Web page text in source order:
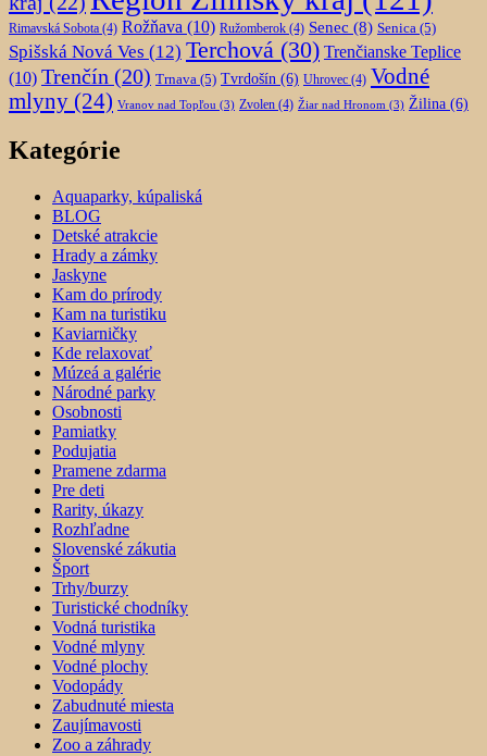
Rimavská Sobota (4) Rožňava (10) Ružomberok (4) Senec (8) Senica (5)
Spišská Nová Ves (12) Terchová (30) Trenčianske Teplice
(10) Trenčín (20) Trnava (5) Tvrdošín (6) Uhrovec (4) Vodné
mlyny (24) Vranov nad Topľou (3) Zvolen (4) Žiar nad Hronom (3) Žilina (6)
Kategórie
Aquaparky, kúpaliská
BLOG
Detské atrakcie
Hrady a zámky
Jaskyne
Kam do prírody
Kam na turistiku
Kaviarničky
Kde relaxovať
Múzeá a galérie
Národné parky
Osobnosti
Pamiatky
Podujatia
Pramene zdarma
Pre deti
Rarity, úkazy
Rozhľadne
Slovenské zákutia
Šport
Trhy/burzy
Turistické chodníky
Vodná turistika
Vodné mlyny
Vodné plochy
Vodopády
Zabudnuté miesta
Zaujímavosti
Zoo a záhrady